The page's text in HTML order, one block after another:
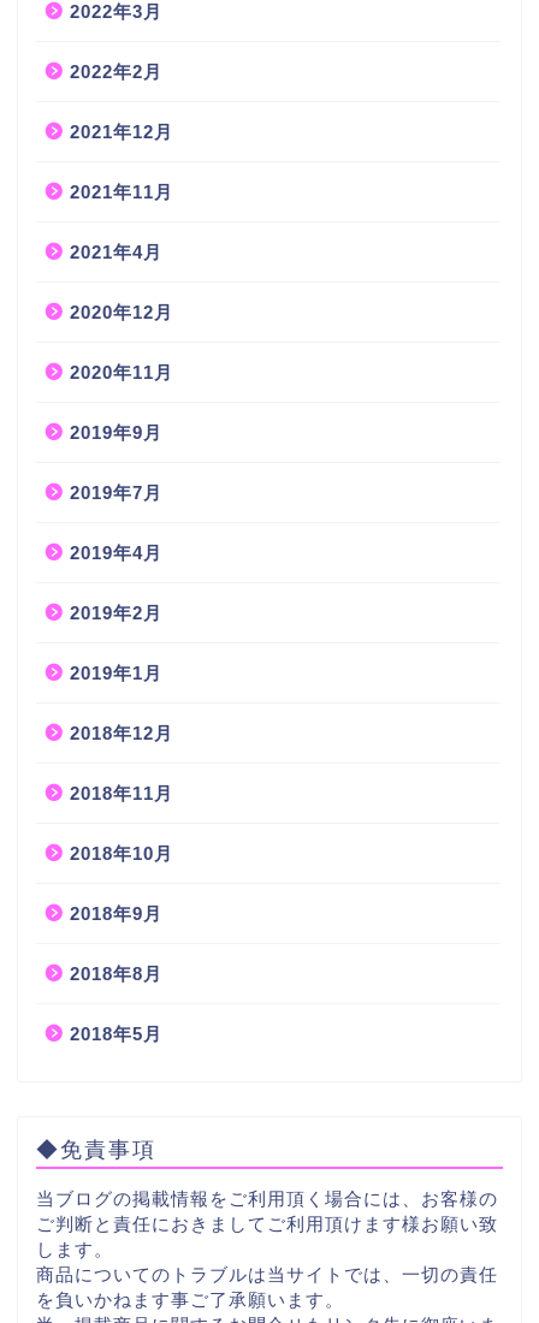
2022年3月
2022年2月
2021年12月
2021年11月
2021年4月
2020年12月
2020年11月
2019年9月
2019年7月
2019年4月
2019年2月
2019年1月
2018年12月
2018年11月
2018年10月
2018年9月
2018年8月
2018年5月
◆免責事項
当ブログの掲載情報をご利用頂く場合には、お客様の
ご判断と責任におきましてご利用頂けます様お願い致
します。
商品についてのトラブルは当サイトでは、一切の責任
を負いかねます事ご了承願います。